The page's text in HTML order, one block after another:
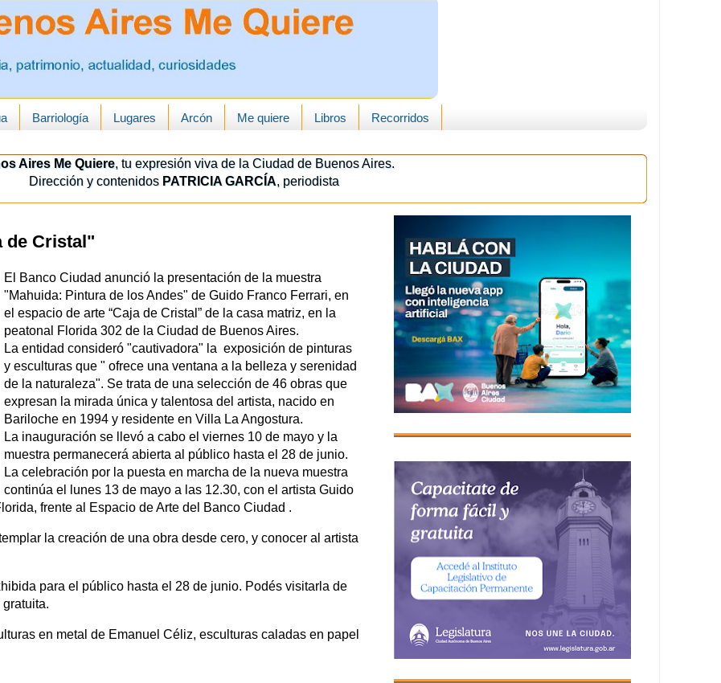
Barriología Lugares Arcón Me quiere Libros Recorridos
Aires Me Quiere, tu expresión viva de la Ciudad de Buenos Aires.
Dirección y contenidos PATRICIA GARCÍA, periodista
de Cristal"
El Banco Ciudad anunció la presentación de la muestra
"Mahuida: Pintura de los Andes" de Guido Franco Ferrari, en
el espacio de arte “Caja de Cristal” de la casa matriz, en la
peatonal Florida 302 de la Ciudad de Buenos Aires.
La entidad consideró "cautivadora" la exposición de pinturas
y esculturas que " ofrece una ventana a la belleza y serenidad
de la naturaleza". Se trata de una selección de 46 obras que
expresan la mirada única y talentosa del artista, nacido en
Bariloche en 1994 y residente en Villa La Angostura.
La inauguración se llevó a cabo el viernes 10 de mayoy la
muestra permanecerá abierta al público hasta el 28 de junio.
La celebración por la puesta en marcha de la nueva muestra
continúa el lunes 13 de mayo a las 12.30, con el artista Guido
frente al Espacio de Arte del Banco Ciudad .
la creación de una obra desde cero, y conocer al artista
para el público hasta el 28 de junio. Podés visitarla de
en metal de Emanuel Céliz, esculturas caladas en papel